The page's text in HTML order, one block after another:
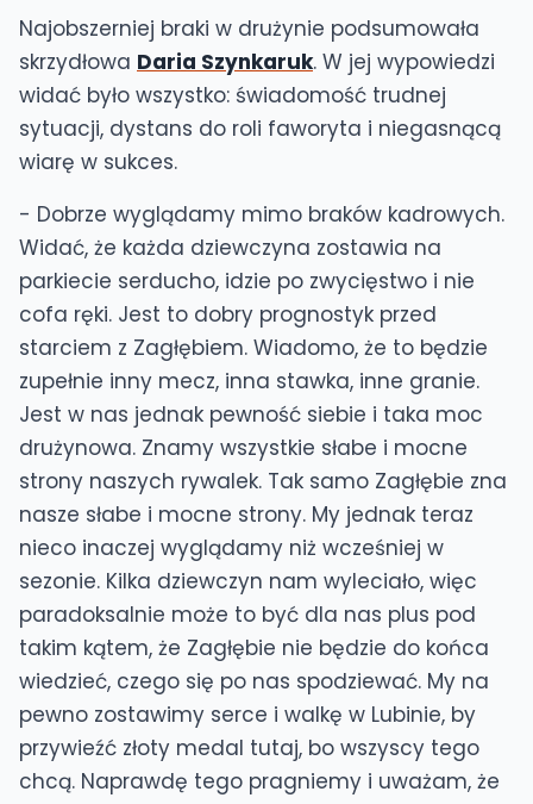
Najobszerniej braki w drużynie podsumowała
skrzydłowa Daria Szynkaruk. W jej wypowiedzi
widać było wszystko: świadomość trudnej
sytuacji, dystans do roli faworyta i niegasnącą
wiarę w sukces.
- Dobrze wyglądamy mimo braków kadrowych.
Widać, że każda dziewczyna zostawia na
parkiecie serducho, idzie po zwycięstwo i nie
cofa ręki. Jest to dobry prognostyk przed
starciem z Zagłębiem. Wiadomo, że to będzie
zupełnie inny mecz, inna stawka, inne granie.
Jest w nas jednak pewność siebie i taka moc
drużynowa. Znamy wszystkie słabe i mocne
strony naszych rywalek. Tak samo Zagłębie zna
nasze słabe i mocne strony. My jednak teraz
nieco inaczej wyglądamy niż wcześniej w
sezonie. Kilka dziewczyn nam wyleciało, więc
paradoksalnie może to być dla nas plus pod
takim kątem, że Zagłębie nie będzie do końca
wiedzieć, czego się po nas spodziewać. My na
pewno zostawimy serce i walkę w Lubinie, by
przywieźć złoty medal tutaj, bo wszyscy tego
chcą. Naprawdę tego pragniemy i uważam, że